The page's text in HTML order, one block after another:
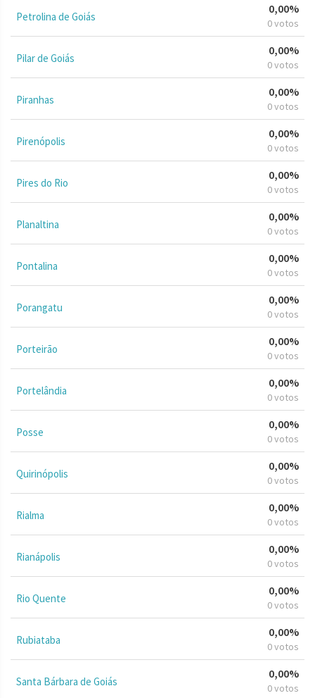
Petrolina de Goiás
0,00%
0 votos
Pilar de Goiás
0,00%
0 votos
Piranhas
0,00%
0 votos
Pirenópolis
0,00%
0 votos
Pires do Rio
0,00%
0 votos
Planaltina
0,00%
0 votos
Pontalina
0,00%
0 votos
Porangatu
0,00%
0 votos
Porteirão
0,00%
0 votos
Portelândia
0,00%
0 votos
Posse
0,00%
0 votos
Quirinópolis
0,00%
0 votos
Rialma
0,00%
0 votos
Rianápolis
0,00%
0 votos
Rio Quente
0,00%
0 votos
Rubiataba
0,00%
0 votos
Santa Bárbara de Goiás
0,00%
0 votos